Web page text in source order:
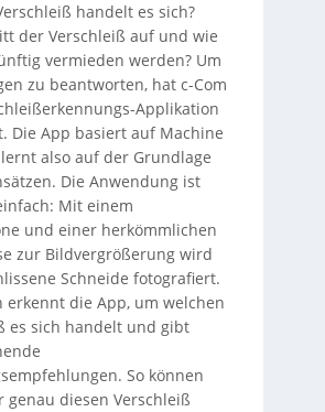
handelt es sich?
der Verschleiß auf und wie
vermieden werden? Um
zu beantworten, hat c-Com
Applikation
Die App basiert auf Machine
also auf der Grundlage
Die Anwendung ist
Mit einem
und einer herkömmlichen
zur Bildvergrößerung wird
Schneide fotografiert.
erkennt die App, um welchen
es sich handelt und gibt
So können
genau diesen Verschleiß